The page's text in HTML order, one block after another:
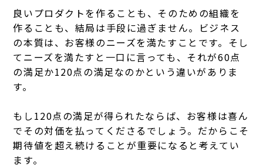
良いプロダクトを作ることも、そのための組織を
作ることも、結局は手段に過ぎません。ビジネス
の本質は、お客様のニーズを満たすことです。そし
てニーズを満たすと一口に言っても、それが60点
の満足か120点の満足なのかという違いがありま
す。
もし120点の満足が得られたならば、お客様は喜ん
でその対価を払ってくださるでしょう。だからこそ
期待値を超え続けることが重要になると考えてい
ます。